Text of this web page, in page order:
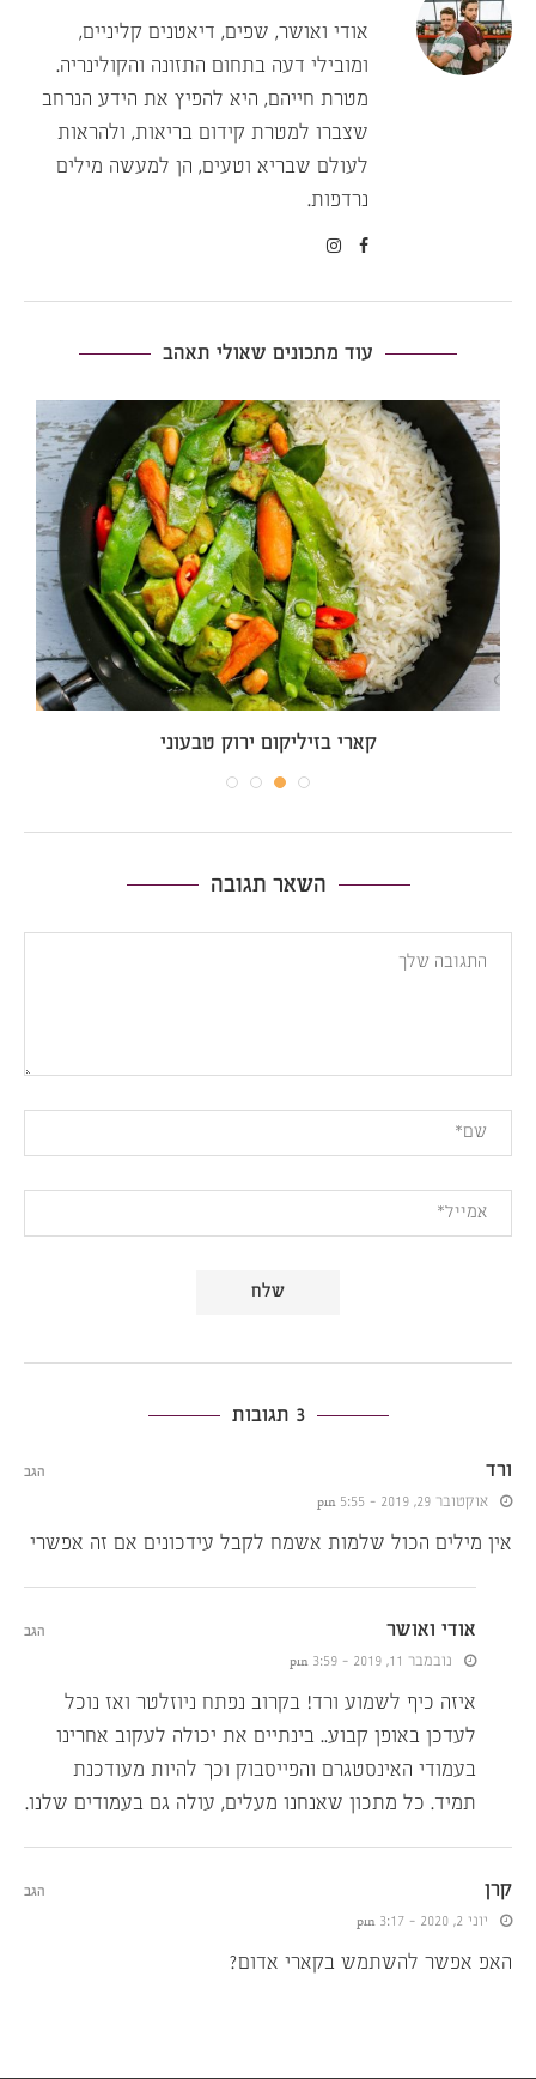
אודי ואושר, שפים, דיאטנים קליניים,
ומובילי דעה בתחום התזונה והקולינריה.
מטרת חייהם, היא להפיץ את הידע הנרחב
שצברו למטרת קידום בריאות, ולהראות
לעולם שבריא וטעים, הן למעשה מילים
נרדפות.
עוד מתכונים שאולי תאהב
קארי בזיליקום ירוק טבעוני
השאר תגובה
3 תגובות
ורד
אוקטובר 29, 2019 - 5:55 pm
אין מילים הכול שלמות אשמח לקבל עידכונים אם זה אפשרי
הגב
אודי ואושר
נובמבר 11, 2019 - 3:59 pm
איזה כיף לשמוע ורד! בקרוב נפתח ניוזלטר ואז נוכל
לעדכן באופן קבוע.. בינתיים את יכולה לעקוב אחרינו
בעמודי האינסטגרם והפייסבוק וכך להיות מעודכנת
תמיד. כל מתכון שאנחנו מעלים, עולה גם בעמודים שלנו.
הגב
קרן
יוני 2, 2020 - 3:17 pm
האפ אפשר להשתמש בקארי אדום?
הגב